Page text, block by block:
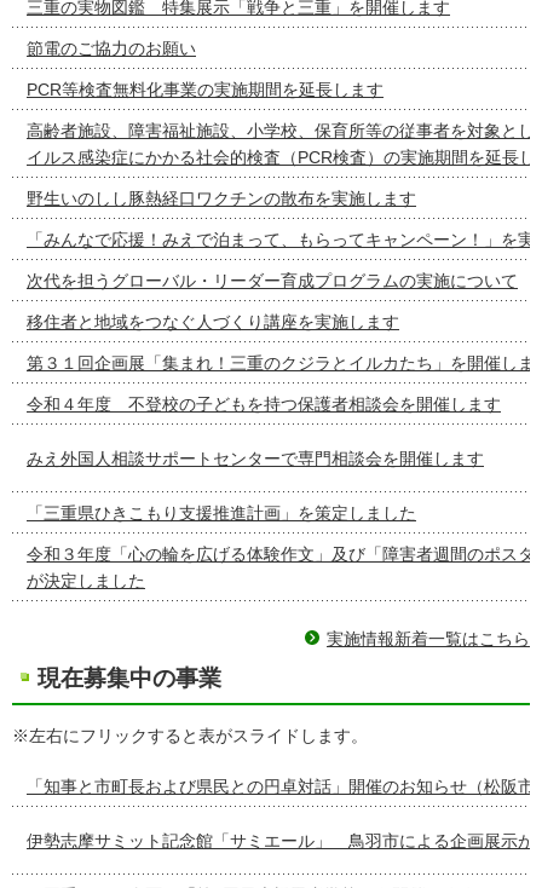
三重の実物図鑑 特集展示「戦争と三重」を開催します
節電のご協力のお願い
PCR等検査無料化事業の実施期間を延長します
高齢者施設、障害福祉施設、小学校、保育所等の従事者を対象とし
イルス感染症にかかる社会的検査（PCR検査）の実施期間を延長し
野生いのしし豚熱経口ワクチンの散布を実施します
「みんなで応援！みえで泊まって、もらってキャンペーン！」を実
次代を担うグローバル・リーダー育成プログラムの実施について
移住者と地域をつなぐ人づくり講座を実施します
第３１回企画展「集まれ！三重のクジラとイルカたち」を開催しま
令和４年度 不登校の子どもを持つ保護者相談会を開催します
みえ外国人相談サポートセンターで専門相談会を開催します
「三重県ひきこもり支援推進計画」を策定しました
令和３年度「心の輪を広げる体験作文」及び「障害者週間のポスタ
が決定しました
実施情報新着一覧はこちら
現在募集中の事業
※左右にフリックすると表がスライドします。
「知事と市町長および県民との円卓対話」開催のお知らせ（松阪市
伊勢志摩サミット記念館「サミエール」 鳥羽市による企画展示が